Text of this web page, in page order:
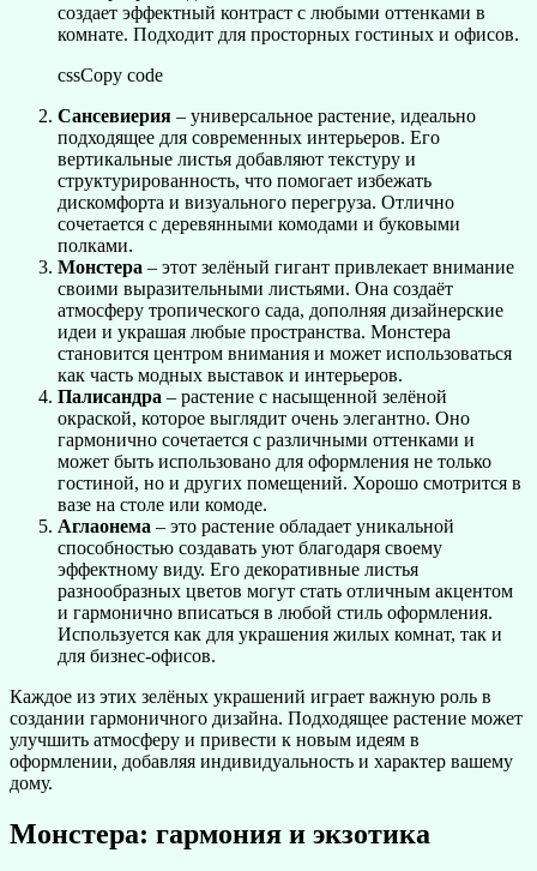
создает эффектный контраст с любыми оттенками в
комнате. Подходит для просторных гостиных и офисов.
cssCopy code
Сансевиерия – универсальное растение, идеально
подходящее для современных интерьеров. Его
вертикальные листья добавляют текстуру и
структурированность, что помогает избежать
дискомфорта и визуального перегруза. Отлично
сочетается с деревянными комодами и буковыми
полками.
Монстера – этот зелёный гигант привлекает внимание
своими выразительными листьями. Она создаёт
атмосферу тропического сада, дополняя дизайнерские
идеи и украшая любые пространства. Монстера
становится центром внимания и может использоваться
как часть модных выставок и интерьеров.
Палисандра – растение с насыщенной зелёной
окраской, которое выглядит очень элегантно. Оно
гармонично сочетается с различными оттенками и
может быть использовано для оформления не только
гостиной, но и других помещений. Хорошо смотрится в
вазе на столе или комоде.
Аглаонема – это растение обладает уникальной
способностью создавать уют благодаря своему
эффектному виду. Его декоративные листья
разнообразных цветов могут стать отличным акцентом
и гармонично вписаться в любой стиль оформления.
Используется как для украшения жилых комнат, так и
для бизнес-офисов.
Каждое из этих зелёных украшений играет важную роль в
создании гармоничного дизайна. Подходящее растение может
улучшить атмосферу и привести к новым идеям в
оформлении, добавляя индивидуальность и характер вашему
дому.
Монстера: гармония и экзотика